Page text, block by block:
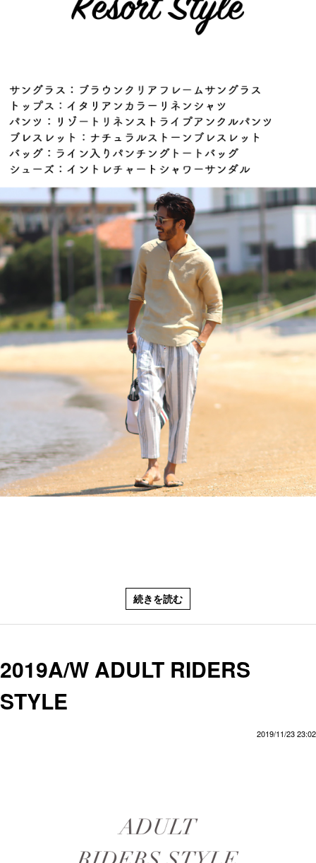
続きを読む
2019A/W ADULT RIDERS
STYLE
2019/11/23 23:02